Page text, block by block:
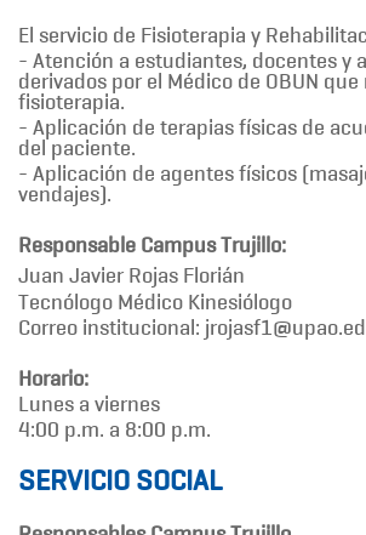
El servicio de Fisioterapia y
- Atención a estudiantes, docentes y
derivados por el Médico de OBUN
fisioterapia.
- Aplicación de terapias físicas de
del paciente.
- Aplicación de agentes físicos
vendajes).
Responsable Campus Trujillo:
Juan Javier Rojas Florián
Tecnólogo Médico Kinesiólogo
Correo institucional:
Horario:
Lunes a viernes
4:00 p.m. a 8:00 p.m.
SERVICIO SOCIAL